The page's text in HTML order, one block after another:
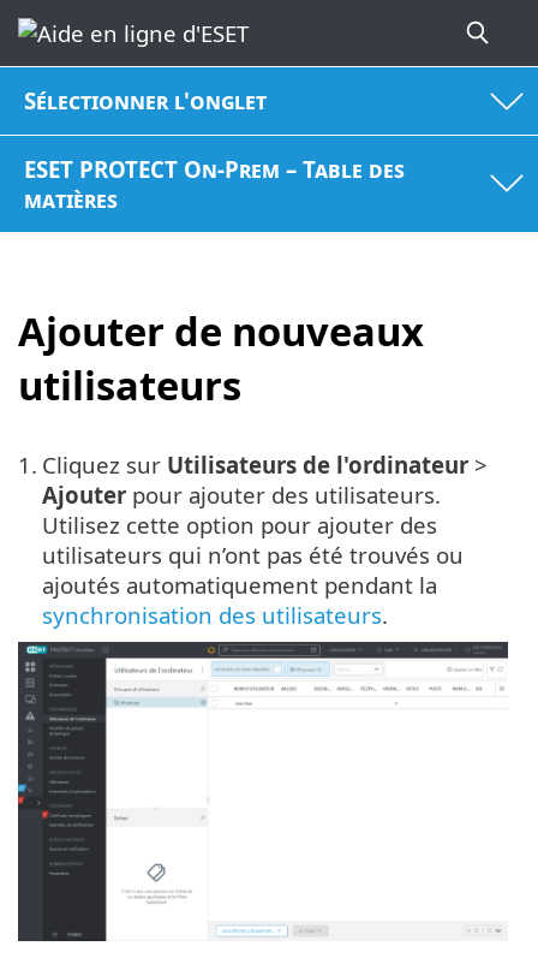
Sélectionner l'onglet
ESET PROTECT On-Prem – Table des
matières
Ajouter de nouveaux
utilisateurs
1. Cliquez sur Utilisateurs de l'ordinateur >
Ajouter pour ajouter des utilisateurs.
Utilisez cette option pour ajouter des
utilisateurs qui n’ont pas été trouvés ou
ajoutés automatiquement pendant la
synchronisation des utilisateurs.